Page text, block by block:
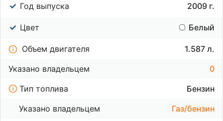
Год выпуска
2009 г.
Цвет Белый
Объем двигателя
1.587 л.
Указано владельцем
0
Тип топлива
Бензин
Указано владельцем
Газ/бензин